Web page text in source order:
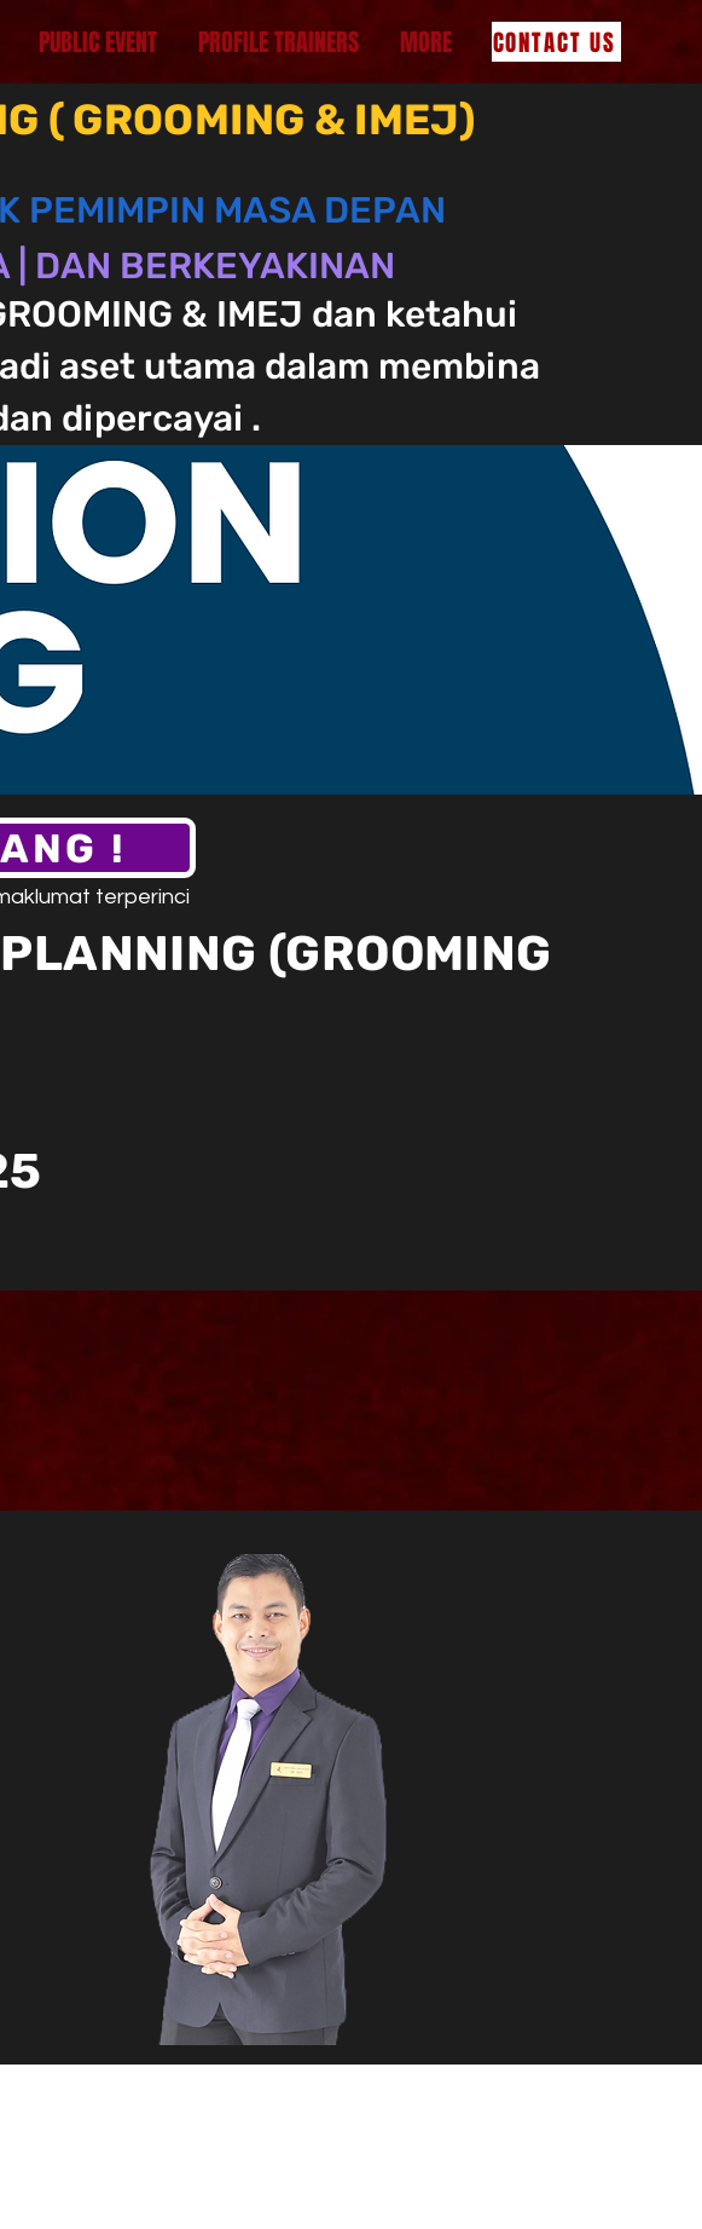
PUBLIC EVENT PROFILE TRAINERS MORE CONTACT US
( GROOMING & IMEJ)
PEMIMPIN MASA DEPAN
| DAN BERKEYAKINAN
& IMEJ dan ketahui
aset utama dalam membina
dipercayai .
!
terperinci
(GROOMING